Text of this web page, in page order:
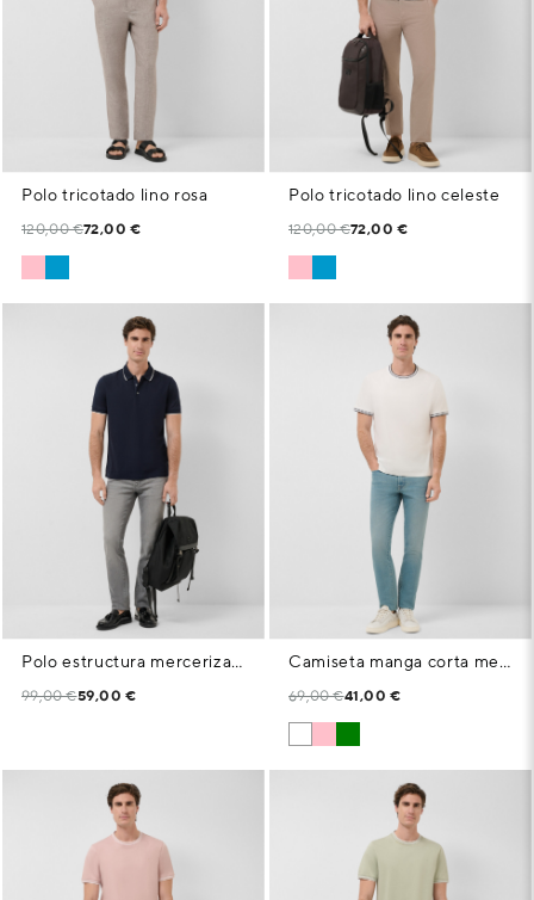
Polo tricotado lino rosa
120,00 €72,00 €
Polo tricotado lino celeste
120,00 €72,00 €
Polo estructura mercerizado color marino
99,00 €59,00 €
Camiseta manga corta mercerizado blanco rib marino
69,00 €41,00 €